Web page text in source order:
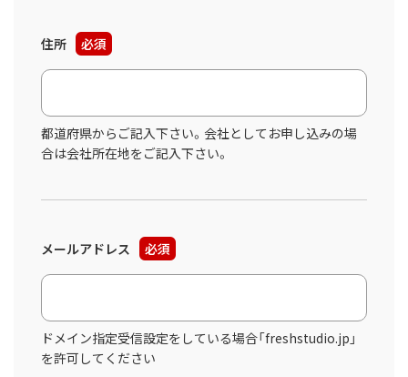
住所 必須
都道府県からご記入下さい。会社としてお申し込みの場
合は会社所在地をご記入下さい。
メールアドレス 必須
ドメイン指定受信設定をしている場合「freshstudio.jp」
を許可してください